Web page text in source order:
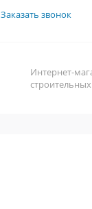
Заказать звонок
Интернет-